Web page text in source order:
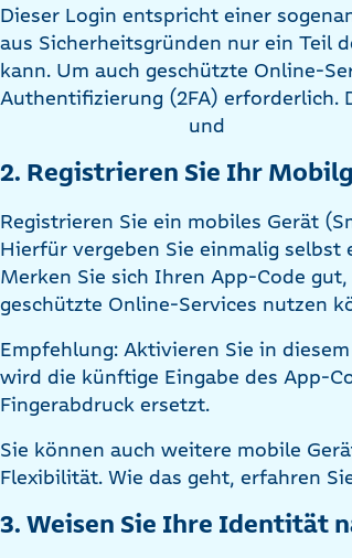
Dieser Login entspricht einer
aus Sicherheitsgründen nur ein Teil
kann. Um auch geschützte Online-
Authentifizierung (2FA) erforderlich.
und
2. Registrieren Sie Ihr
Registrieren Sie ein mobiles Gerät
Hierfür vergeben Sie einmalig
Merken Sie sich Ihren App-Code
geschützte Online-Services nutzen
Empfehlung: Aktivieren Sie in
wird die künftige Eingabe des App-
Fingerabdruck ersetzt.
Sie können auch weitere mobile
Flexibilität. Wie das geht, erfahren
3. Weisen Sie Ihre Identität